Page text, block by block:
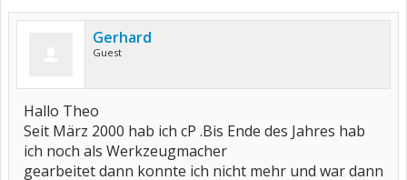
Gerhard
Guest
Hallo Theo
Seit März 2000 hab ich cP .Bis Ende des Jahres hab
ich noch als Werkzeugmacher
gearbeitet dann konnte ich nicht mehr und war dann